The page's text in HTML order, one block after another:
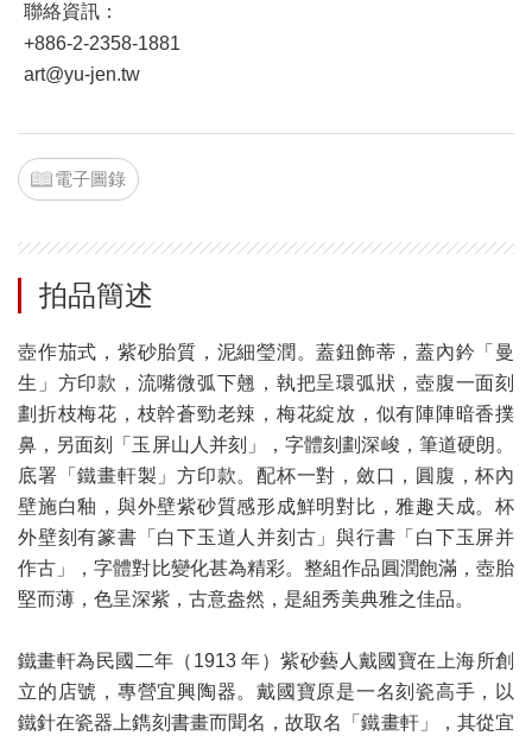
聯絡資訊：
+886-2-2358-1881
art@yu-jen.tw
電子圖錄
拍品簡述
壺作茄式，紫砂胎質，泥細瑩潤。蓋鈕飾蒂，蓋內鈐「曼
生」方印款，流嘴微弧下翹，執把呈環弧狀，壺腹一面刻
劃折枝梅花，枝幹蒼勁老辣，梅花綻放，似有陣陣暗香撲
鼻，另面刻「玉屏山人并刻」，字體刻劃深峻，筆道硬朗。
底署「鐵畫軒製」方印款。配杯一對，斂口，圓腹，杯內
壁施白釉，與外壁紫砂質感形成鮮明對比，雅趣天成。杯
外壁刻有篆書「白下玉道人并刻古」與行書「白下玉屏并
作古」，字體對比變化甚為精彩。整組作品圓潤飽滿，壺胎
堅而薄，色呈深紫，古意盎然，是組秀美典雅之佳品。
鐵畫軒為民國二年（1913 年）紫砂藝人戴國寶在上海所創
立的店號，專營宜興陶器。戴國寶原是一名刻瓷高手，以
鐵針在瓷器上鐫刻書畫而聞名，故取名「鐵畫軒」，其從宜